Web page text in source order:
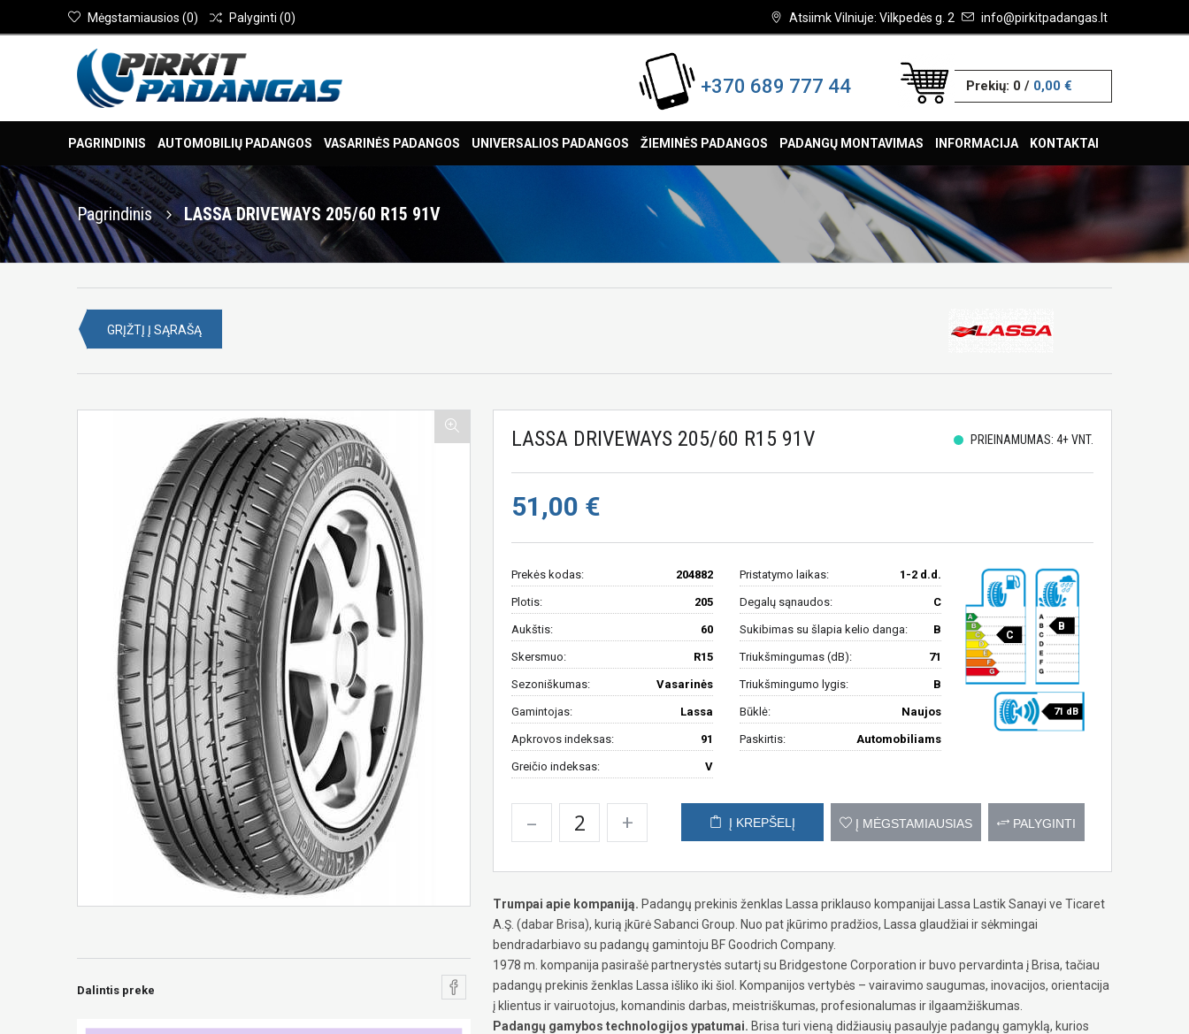
Atsiimk Vilniuje: Vilkpedės g. 2 info@pirkitpadangas.lt
Mėgstamiausios (0) Palyginti (0)
+370 689 777 44 Prekių: 0/ 0,00 €
PAGRINDINIS AUTOMOBILIŲ PADANGOS VASARINĖS PADANGOS UNIVERSALIOS PADANGOS ŽIEMINĖS PADANGOS PADANGŲ MONTAVIMAS INFORMACIJA KONTAKTAI
Pagrindinis LASSA DRIVEWAYS 205/60 R15 91V
GRĮŽTĮ Į SĄRAŠĄ
Dalintis preke
LASSA DRIVEWAYS 205/60 R15 91V PRIEINAMUMAS: 4+ VNT.
51,00 €
Prekės kodas: 204882 Pristatymo laikas: 1-2 d.d.
Plotis: 205
Aukštis: 60
Skersmuo: R15
Sezoniškumas: Vasarinės
Gamintojas: Lassa
Apkrovos indeksas: 91
Greičio indeksas: V
Degalų sąnaudos: C
Sukibimas su šlapia kelio danga: B
Triukšmingumas (dB): 71
Triukšmingumo lygis: B
Būklė: Naujos
Paskirtis: Automobiliams
C
B
71 dB
– + Į KREPŠELĮ Į MĖGSTAMIAUSIAS PALYGINTI
Trumpai apie kompaniją. Padangų prekinis ženklas Lassa priklauso kompanijai Lassa Lastik Sanayi ve Ticaret
A.Ş. (dabar Brisa), kurią įkūrė Sabanci Group. Nuo pat įkūrimo pradžios, Lassa glaudžiai ir sėkmingai
bendradarbiavo su padangų gamintoju BF Goodrich Company.
1978 m. kompanija pasirašė partnerystės sutartį su Bridgestone Corporation ir buvo pervardinta į Brisa, tačiau
padangų prekinis ženklas Lassa išliko iki šiol. Kompanijos vertybės – vairavimo saugumas, inovacijos, orientacija
į klientus ir vairuotojus, komandinis darbas, meistriškumas, profesionalumas ir ilgaamžiškumas.
Padangų gamybos technologijos ypatumai. Brisa turi vieną didžiausių pasaulyje padangų gamyklą, kurios